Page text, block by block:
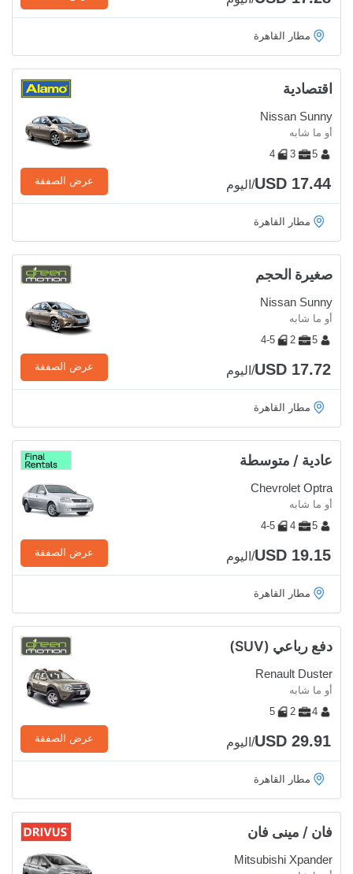
مطار القاهرة
اقتصادية
Nissan Sunny
أو ما شابه
5
3
4
USD 17.44/اليوم عرض الصفقة
مطار القاهرة
صغيرة الحجم
Nissan Sunny
أو ما شابه
5
2
4-5
USD 17.72/اليوم عرض الصفقة
مطار القاهرة
عادية / متوسطة
Chevrolet Optra
أو ما شابه
5
4
4-5
USD 19.15/اليوم عرض الصفقة
مطار القاهرة
دفع رباعي (SUV)
Renault Duster
أو ما شابه
4
2
5
USD 29.91/اليوم عرض الصفقة
مطار القاهرة
فان / مينى فان
Mitsubishi Xpander